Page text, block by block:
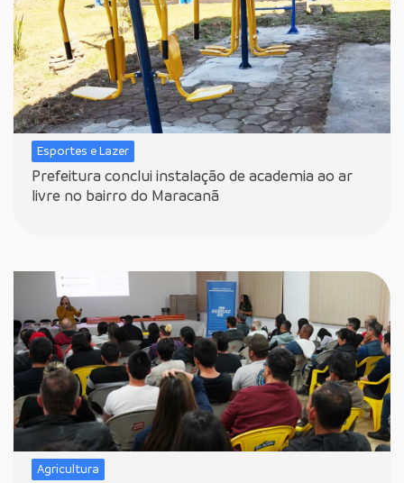
Esportes e Lazer
Prefeitura conclui instalação de academia ao ar
livre no bairro do Maracanã
Agricultura